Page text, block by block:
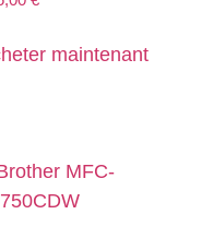
maintenant